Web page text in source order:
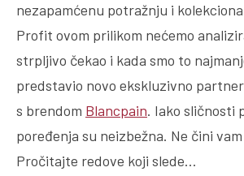
nezapamćenu potražnju i
Profit ovom prilikom nećemo
strpljivo čekao i kada smo to
predstavio novo ekskluzivno
s brendom Blancpain. Iako sličnosti
poređenja su neizbežna. Ne čini
Pročitajte redove koji slede…